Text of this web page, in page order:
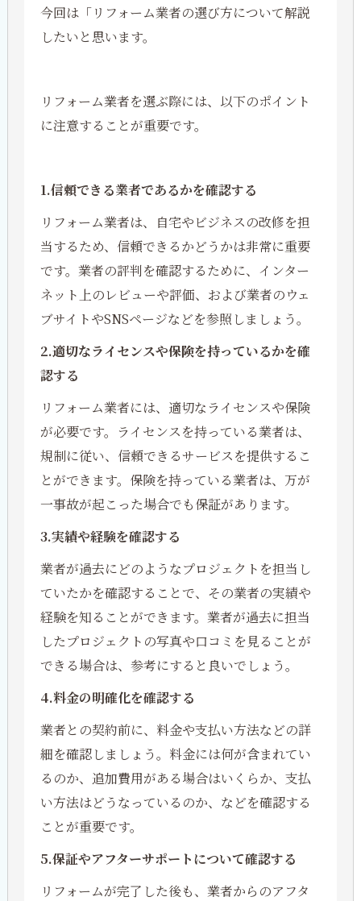
今回は「リフォーム業者の選び方について解説
したいと思います。
リフォーム業者を選ぶ際には、以下のポイント
に注意することが重要です。
1.信頼できる業者であるかを確認する
リフォーム業者は、自宅やビジネスの改修を担
当するため、信頼できるかどうかは非常に重要
です。業者の評判を確認するために、インター
ネット上のレビューや評価、および業者のウェ
ブサイトやSNSページなどを参照しましょう。
2.適切なライセンスや保険を持っているかを確
認する
リフォーム業者には、適切なライセンスや保険
が必要です。ライセンスを持っている業者は、
規制に従い、信頼できるサービスを提供するこ
とができます。保険を持っている業者は、万が
一事故が起こった場合でも保証があります。
3.実績や経験を確認する
業者が過去にどのようなプロジェクトを担当し
ていたかを確認することで、その業者の実績や
経験を知ることができます。業者が過去に担当
したプロジェクトの写真や口コミを見ることが
できる場合は、参考にすると良いでしょう。
4.料金の明確化を確認する
業者との契約前に、料金や支払い方法などの詳
細を確認しましょう。料金には何が含まれてい
るのか、追加費用がある場合はいくらか、支払
い方法はどうなっているのか、などを確認する
ことが重要です。
5.保証やアフターサポートについて確認する
リフォームが完了した後も、業者からのアフタ